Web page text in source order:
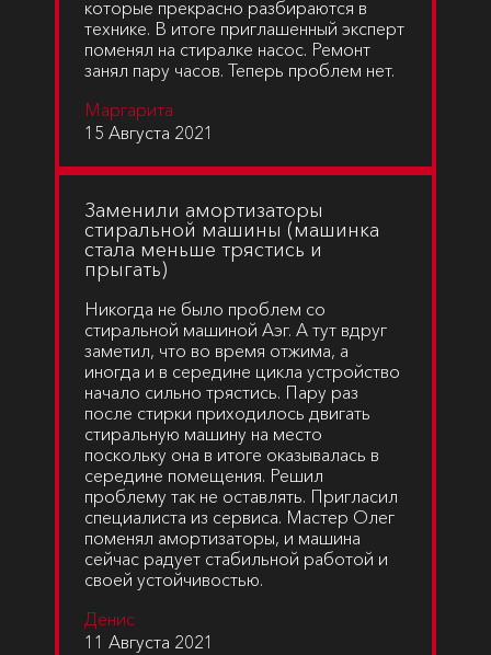
которые прекрасно разбираются в
технике. В итоге приглашенный эксперт
поменял на стиралке насос. Ремонт
занял пару часов. Теперь проблем нет.
Маргарита
15 Августа 2021
Заменили амортизаторы
стиральной машины (машинка
стала меньше трястись и
прыгать)
Никогда не было проблем со
стиральной машиной Аэг. А тут вдруг
заметил, что во время отжима, а
иногда и в середине цикла устройство
начало сильно трястись. Пару раз
после стирки приходилось двигать
стиральную машину на место
поскольку она в итоге оказывалась в
середине помещения. Решил
проблему так не оставлять. Пригласил
специалиста из сервиса. Мастер Олег
поменял амортизаторы, и машина
сейчас радует стабильной работой и
своей устойчивостью.
Денис
11 Августа 2021